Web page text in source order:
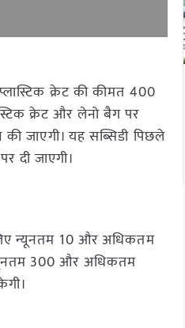
क्रेट की कीमत 400
क्रेट और लेनो बैग पर
की जाएगी। यह सब्सिडी पिछले
दी जाएगी।
लिए न्यूनतम 10 और अधिकतम
300 और अधिकतम